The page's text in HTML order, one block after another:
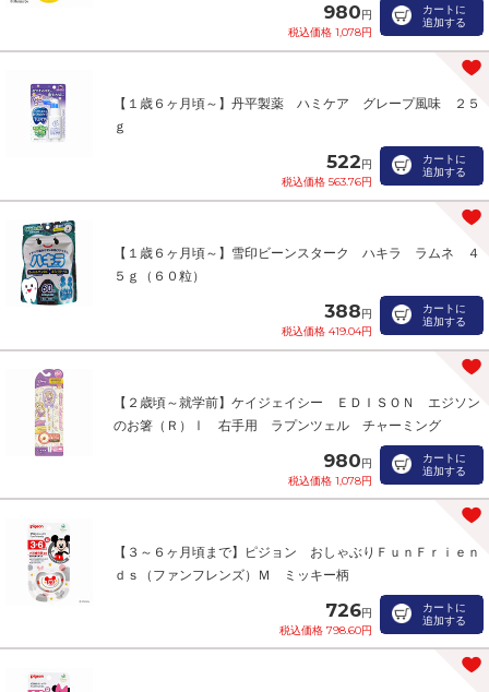
980円
税込価格 1,078円
カートに
追加する
【１歳６ヶ月頃～】丹平製薬 ハミケア グレープ風味 ２５
ｇ
522円
税込価格 563.76円
カートに
追加する
【１歳６ヶ月頃～】雪印ビーンスターク ハキラ ラムネ ４
５ｇ（６０粒）
388円
税込価格 419.04円
カートに
追加する
【２歳頃～就学前】ケイジェイシー ＥＤＩＳＯＮ エジソン
のお箸（Ｒ）Ⅰ 右手用 ラプンツェル チャーミング
980円
税込価格 1,078円
カートに
追加する
【３～６ヶ月頃まで】ピジョン おしゃぶりＦｕｎＦｒｉｅｎ
ｄｓ（ファンフレンズ）Ｍ ミッキー柄
726円
税込価格 798.60円
カートに
追加する